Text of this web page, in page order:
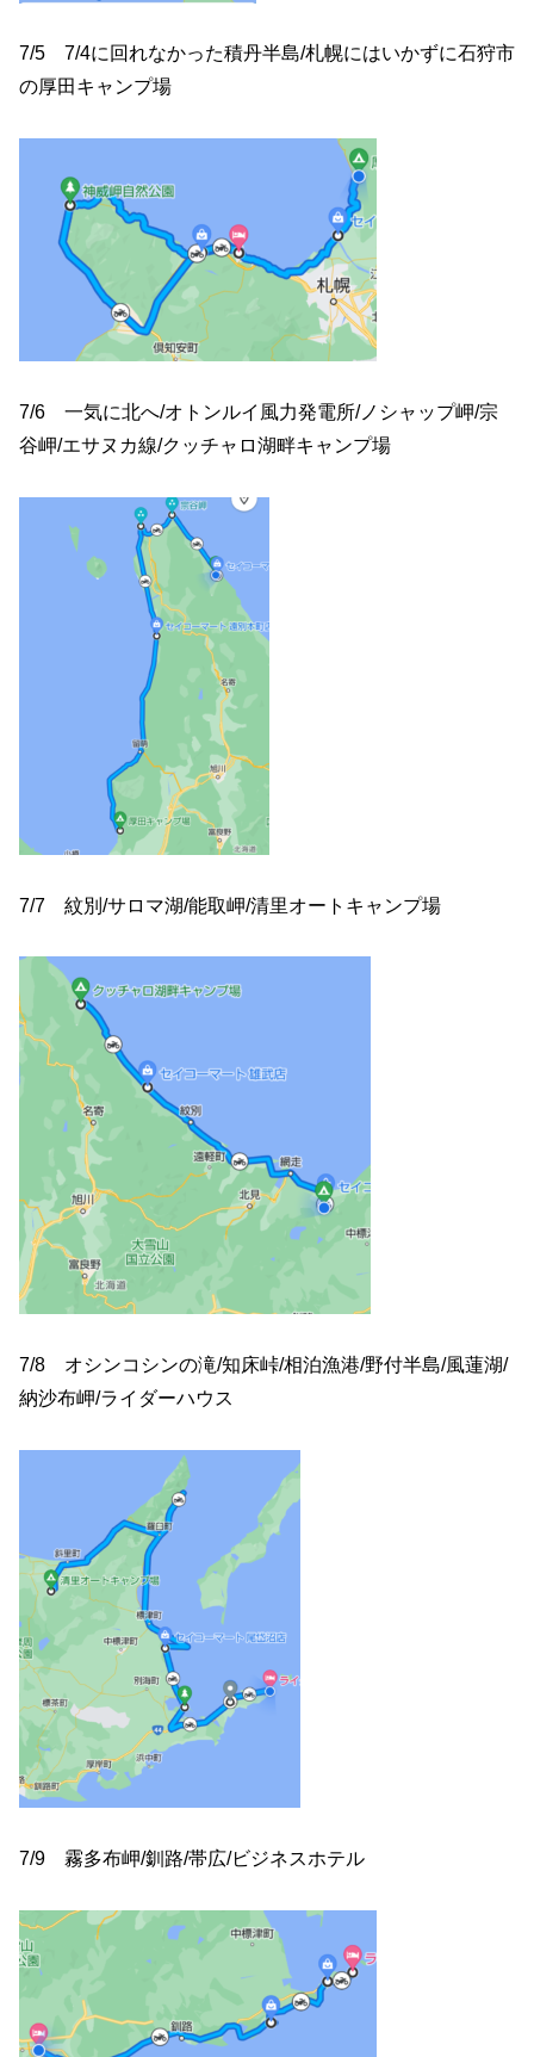
7/5 7/4に回れなかった積丹半島/札幌にはいかずに石狩市
の厚田キャンプ場
7/6 一気に北へ/オトンルイ風力発電所/ノシャップ岬/宗
谷岬/エサヌカ線/クッチャロ湖畔キャンプ場
7/7 紋別/サロマ湖/能取岬/清里オートキャンプ場
7/8 オシンコシンの滝/知床峠/相泊漁港/野付半島/風蓮湖/
納沙布岬/ライダーハウス
7/9 霧多布岬/釧路/帯広/ビジネスホテル